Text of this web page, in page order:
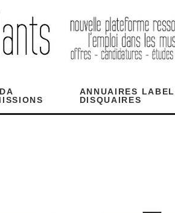
ANNUAIRES
DISQUAIRES